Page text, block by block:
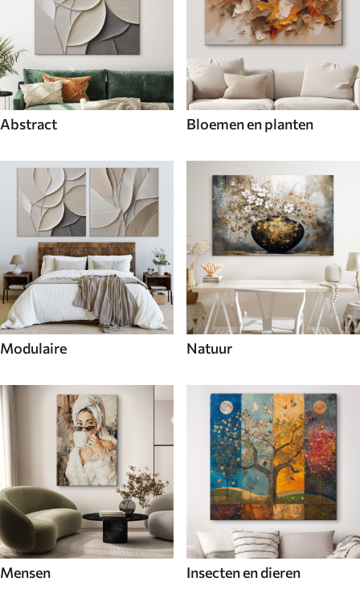
Abstract Bloemen en planten
Modulaire Natuur
Mensen Insecten en dieren